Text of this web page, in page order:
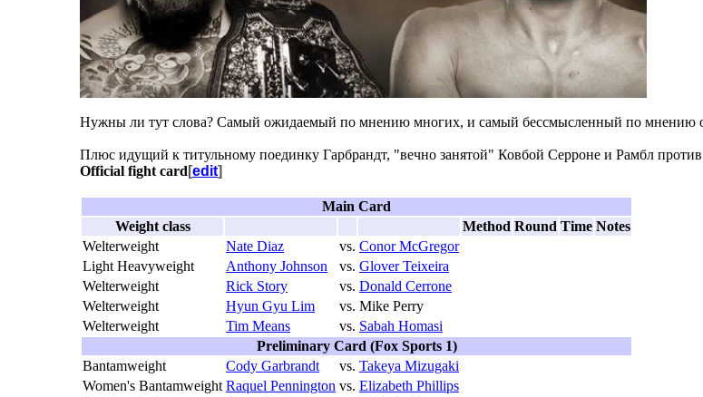
Нужны ли тут слова? Самый ожидаемый по мнению многих, и самый бессмысленный по мнению
Плюс идущий к титульному поединку Гарбрандт, "вечно занятой" Ковбой Серроне и Рамбл
Official fight card[edit]
Main Card
Weight class
Method Round Time Notes
Welterweight
Nate Diaz vs. Conor McGregor
Light Heavyweight
Anthony Johnson vs. Glover Teixeira
Welterweight
Rick Story vs. Donald Cerrone
Welterweight
Hyun Gyu Lim vs. Mike Perry
Welterweight
Tim Means vs. Sabah Homasi
Preliminary Card (Fox Sports 1)
Bantamweight
Cody Garbrandt vs. Takeya Mizugaki
Women's Bantamweight Raquel Pennington vs. Elizabeth Phillips